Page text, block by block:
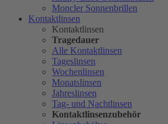
Moncler Sonnenbrillen
Kontaktlinsen
Kontaktlinsen
Tragedauer
Alle Kontaktlinsen
Tageslinsen
Wochenlinsen
Monatslinsen
Jahreslinsen
Tag- und Nachtlinsen
Kontaktlinsenzubehör